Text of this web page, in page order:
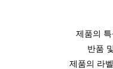
제품의
반품
제품의 라